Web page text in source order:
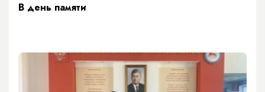
​В день памяти